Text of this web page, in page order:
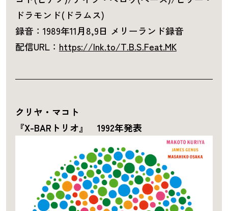
ドラモンド(ドラムス)
録音：1989年11月8,9日 メリーランド録音
配信URL： https://lnk.to/T.B.S.Feat.MK
クリヤ・マコト
『X-BARトリオ』 1992年発表